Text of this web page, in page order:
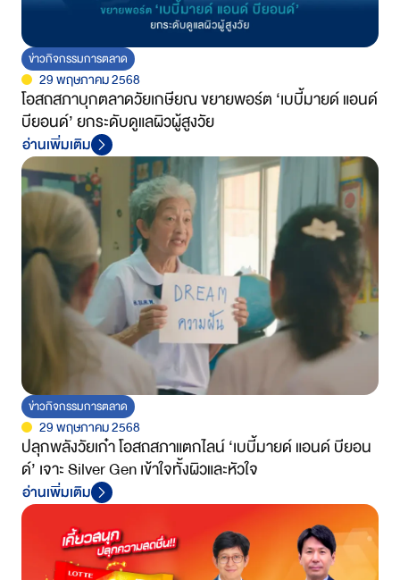
ข่าวกิจกรรมการตลาด
29 พฤษภาคม 2568
โอสถสภาบุกตลาดวัยเกษียณ ขยายพอร์ต ‘เบบี้มายด์ แอนด์
บียอนด์’ ยกระดับดูแลผิวผู้สูงวัย
อ่านเพิ่มเติม
ข่าวกิจกรรมการตลาด
29 พฤษภาคม 2568
ปลุกพลังวัยเก๋า โอสถสภาแตกไลน์ ‘เบบี้มายด์ แอนด์ บียอน
ด์’ เจาะ Silver Gen เข้าใจทั้งผิวและหัวใจ
อ่านเพิ่มเติม